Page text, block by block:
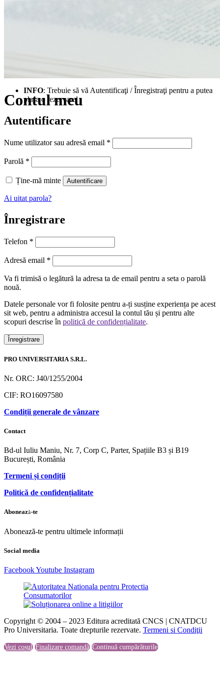
Contul meu
INFO: Trebuie să vă Autentificaţi / Înregistraţi pentru a putea
plasa o rezervare!
Autentificare
Nume utilizator sau adresă email *
Parolă *
Ține-mă minte Autentificare
Ai uitat parola?
Înregistrare
Telefon *
Adresă email *
Va fi trimisă o legătură la adresa ta de email pentru a seta o parolă
nouă.
Datele personale vor fi folosite pentru a-ți susține experiența pe acest
sit web, pentru a administra accesul la contul tău și pentru alte
scopuri descrise în politică de confidențialitate.
Înregistrare
PRO UNIVERSITARIA S.R.L.
Nr. ORC: J40/1255/2004
CIF: RO16097580
Condiții generale de vânzare
Contact
Bd-ul Iuliu Maniu, Nr. 7, Corp C, Parter, Spațiile B3 și B19
București, România
Termeni și condiții
Politică de confidențialitate
Abonează-te
Abonează-te pentru ultimele informații
Social media
FacebookYoutube Instagram
Copyright © 2004 – 2023 Editura acreditată CNCS | CNATDCU
Pro Universitaria. Toate drepturile rezervate. Termeni si Condiţii
Vezi coșul Finalizare comandă Continuă cumpărăturile